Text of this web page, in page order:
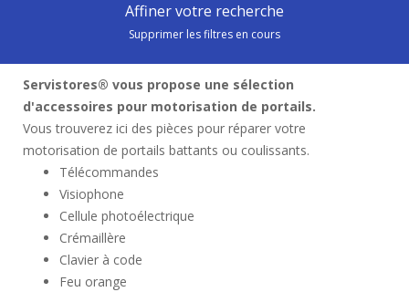
Affiner votre recherche
Supprimer les filtres en cours
Servistores® vous propose une sélection
d'accessoires pour motorisation de portails.
Vous trouverez ici des pièces pour réparer votre
motorisation de portails battants ou coulissants.
Télécommandes
Visiophone
Cellule photoélectrique
Crémaillère
Clavier à code
Feu orange